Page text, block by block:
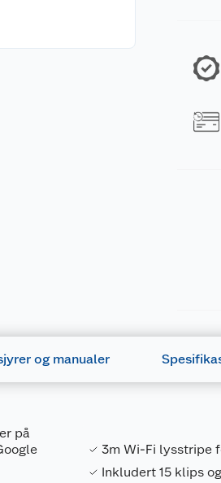
og manualer
på
3m Wi-Fi lysstripe
Inkludert 15 klips